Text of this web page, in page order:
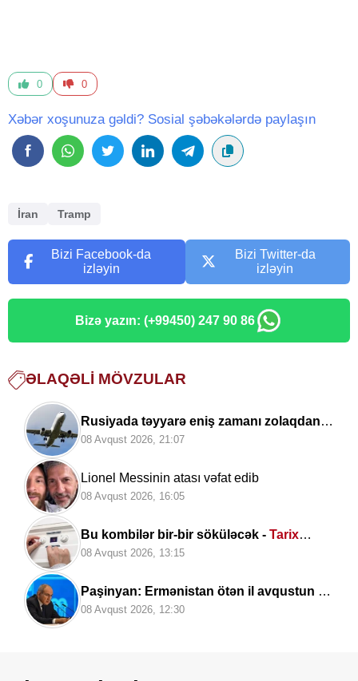
0 0
Xəbər xoşunuza gəldi? Sosial şəbəkələrdə paylaşın
İran Tramp
Bizi Facebook-da
izləyin
Bizi Twitter-da
izləyin
Bizə yazın: (+99450) 247 90 86
ƏLAQƏLI MÖVZULAR
Rusiyada təyyarə eniş zamanı zolaqdan
çıxdı
08 Avqust 2026, 21:07
Lionel Messinin atası vəfat edib
08 Avqust 2026, 16:05
Bu kombilər bir-bir söküləcək - Tarix
açıqlandı
08 Avqust 2026, 13:15
Paşinyan: Ermənistan ötən il avqustun 8-
nə qədərdalanda idi
08 Avqust 2026, 12:30